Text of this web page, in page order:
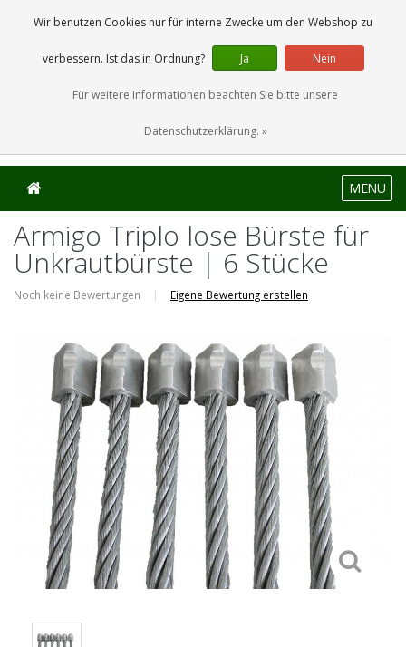
0 Artikel
MENU
Armigo Triplo lose Bürste für
Unkrautbürste | 6 Stücke
Noch keine Bewertungen | Eigene Bewertung erstellen
Wir benutzen Cookies nur für interne Zwecke um den Webshop zu
verbessern. Ist das in Ordnung? Ja Nein
Für weitere Informationen beachten Sie bitte unsere
Datenschutzerklärung. »